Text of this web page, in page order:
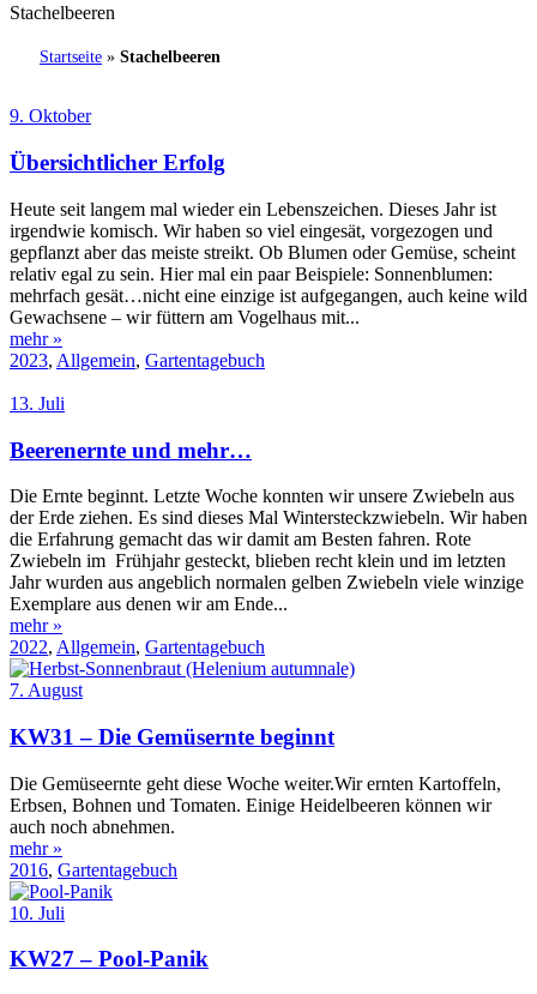
Stachelbeeren
Startseite » Stachelbeeren
9. Oktober
Übersichtlicher Erfolg
Heute seit langem mal wieder ein Lebenszeichen. Dieses Jahr ist
irgendwie komisch. Wir haben so viel eingesät, vorgezogen und
gepflanzt aber das meiste streikt. Ob Blumen oder Gemüse, scheint
relativ egal zu sein. Hier mal ein paar Beispiele: Sonnenblumen:
mehrfach gesät…nicht eine einzige ist aufgegangen, auch keine wild
Gewachsene – wir füttern am Vogelhaus mit...
mehr »
2023, Allgemein, Gartentagebuch
13. Juli
Beerenernte und mehr…
Die Ernte beginnt. Letzte Woche konnten wir unsere Zwiebeln aus
der Erde ziehen. Es sind dieses Mal Wintersteckzwiebeln. Wir haben
die Erfahrung gemacht das wir damit am Besten fahren. Rote
Zwiebeln im Frühjahr gesteckt, blieben recht klein und im letzten
Jahr wurden aus angeblich normalen gelben Zwiebeln viele winzige
Exemplare aus denen wir am Ende...
mehr »
2022, Allgemein, Gartentagebuch
7. August
KW31 – Die Gemüsernte beginnt
Die Gemüseernte geht diese Woche weiter.Wir ernten Kartoffeln,
Erbsen, Bohnen und Tomaten. Einige Heidelbeeren können wir
auch noch abnehmen.
mehr »
2016, Gartentagebuch
10. Juli
KW27 – Pool-Panik